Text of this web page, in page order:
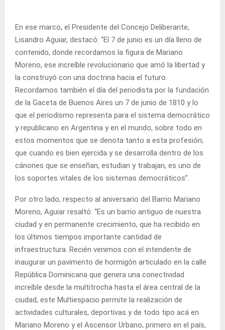
En ese marco, el Presidente del Concejo Deliberante,
Lisandro Aguiar, destacó: “El 7 de junio es un día lleno de
contenido, donde recordamos la figura de Mariano
Moreno, ese increíble revolucionario que amó la libertad y
la construyó con una doctrina hacia el futuro.
Recordamos también el día del periodista por la fundación
de la Gaceta de Buenos Aires un 7 de junio de 1810 y lo
que el periodismo representa para el sistema democrático
y republicano en Argentina y en el mundo, sobre todo en
estos momentos que se denota tanto a esta profesión;
que cuando es bien ejercida y se desarrolla dentro de los
cánones que se enseñan, estudian y trabajan, es uno de
los soportes vitales de los sistemas democráticos”.
Por otro lado, respecto al aniversario del Barrio Mariano
Moreno, Aguiar resaltó: “Es un barrio antiguo de nuestra
ciudad y en permanente crecimiento, que ha recibido en
los últimos tiempos importante cantidad de
infraestructura. Recién venimos con el intendente de
inaugurar un pavimento de hormigón articulado en la calle
República Dominicana que genera una conectividad
increíble desde la multitrocha hasta el área central de la
ciudad, este Multiespacio permite la realización de
actividades culturales, deportivas y de todo tipo acá en
Mariano Moreno y el Ascensor Urbano, primero en el país,